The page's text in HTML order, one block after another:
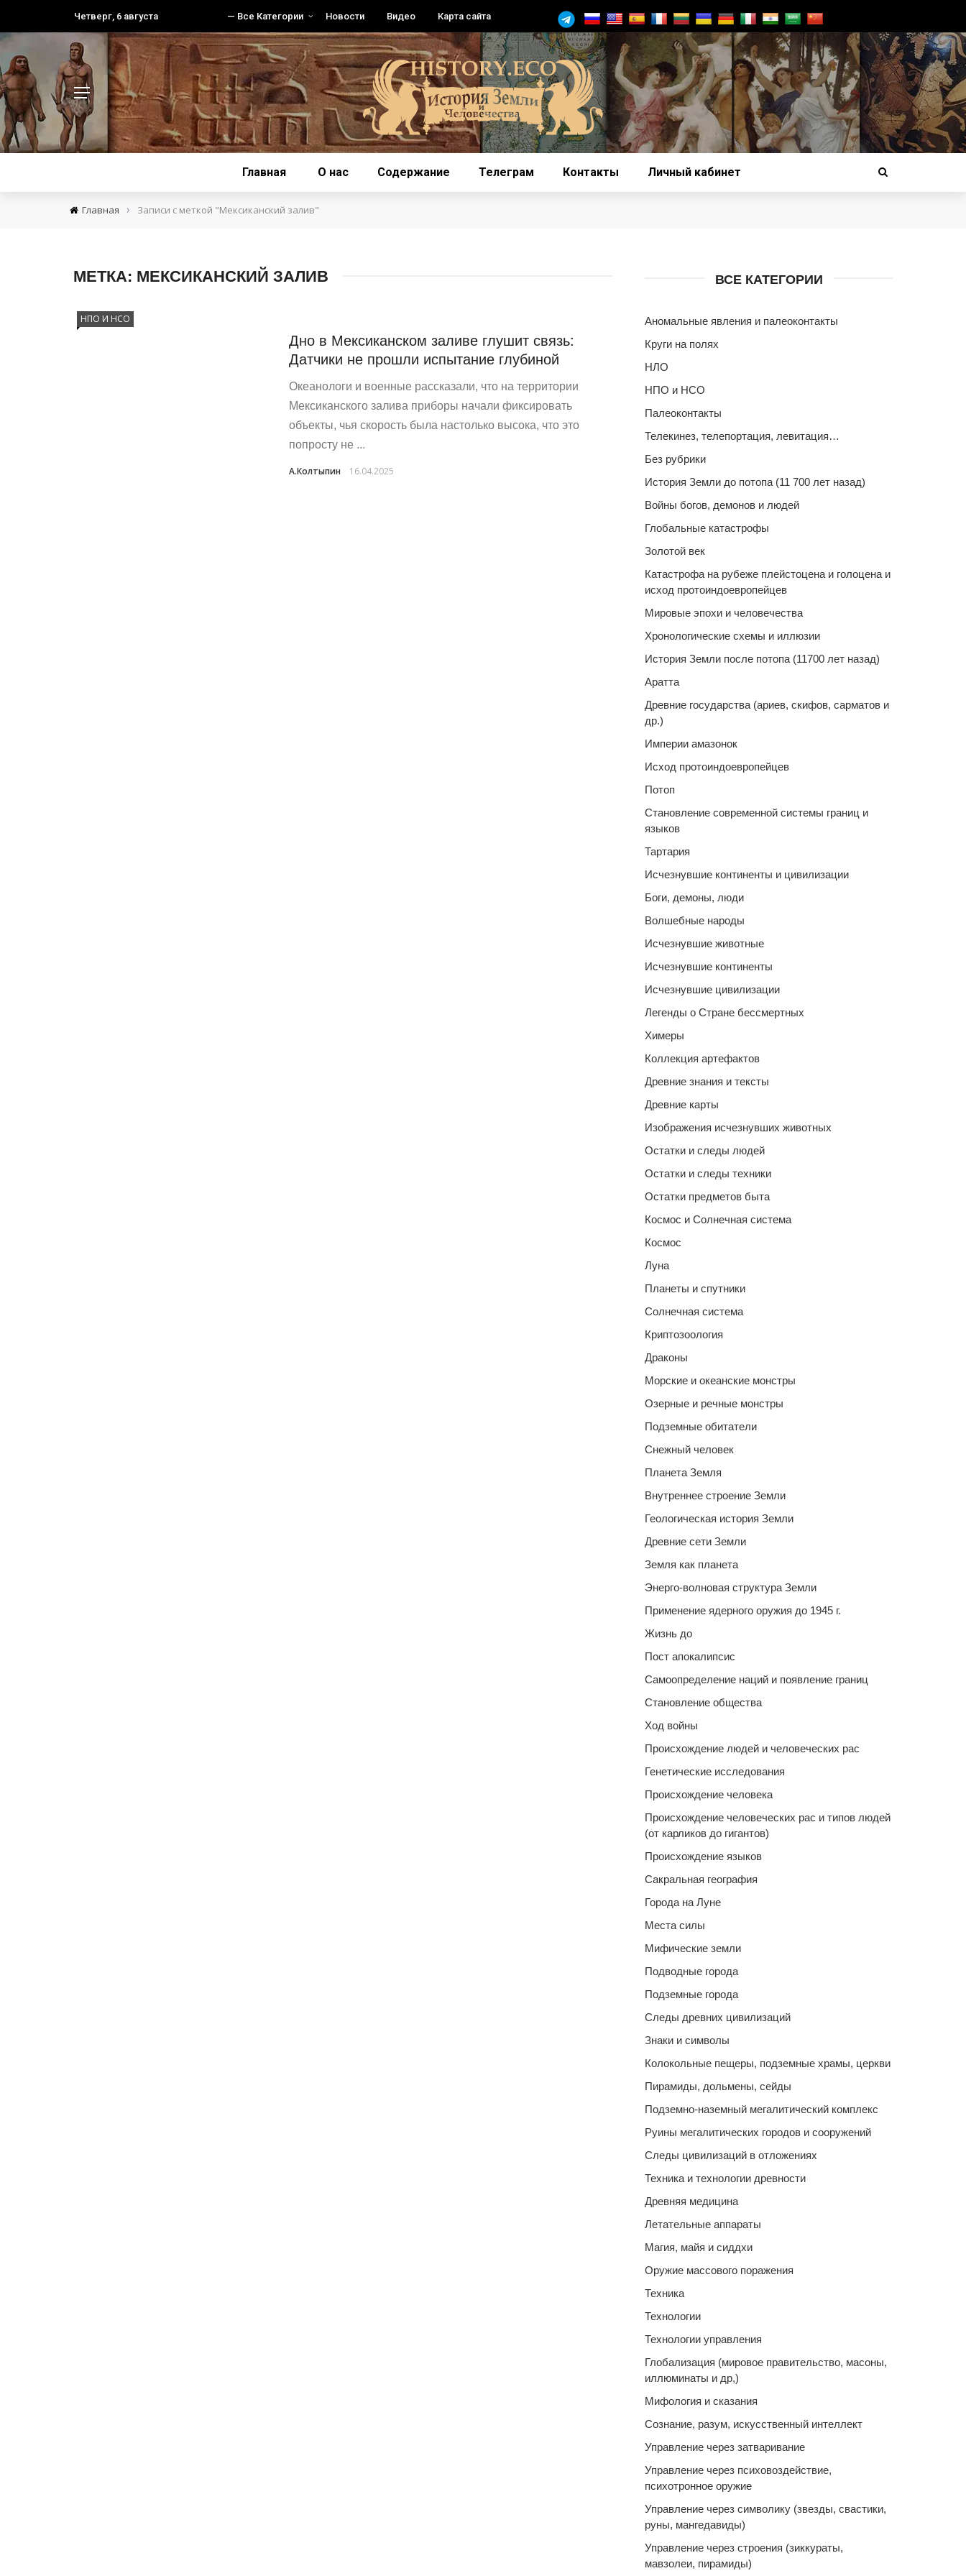
Четверг, 6 августа — Все Категории Новости Видео Карта сайта
Главная О нас Содержание Телеграм Контакты Личный кабинет
Главная › Записи с меткой "Мексиканский залив"
МЕТКА: МЕКСИКАНСКИЙ ЗАЛИВ
НПО И НСО
Дно в Мексиканском заливе глушит связь:
Датчики не прошли испытание глубиной
Океанологи и военные рассказали, что на территории
Мексиканского залива приборы начали фиксировать
объекты, чья скорость была настолько высока, что это
попросту не ...
А.Колтыпин 16.04.2025
ВСЕ КАТЕГОРИИ
Аномальные явления и палеоконтакты
Круги на полях
НЛО
НПО и НСО
Палеоконтакты
Телекинез, телепортация, левитация…
Без рубрики
История Земли до потопа (11 700 лет назад)
Войны богов, демонов и людей
Глобальные катастрофы
Золотой век
Катастрофа на рубеже плейстоцена и голоцена и
исход протоиндоевропейцев
Мировые эпохи и человечества
Хронологические схемы и иллюзии
История Земли после потопа (11700 лет назад)
Аратта
Древние государства (ариев, скифов, сарматов и
др.)
Империи амазонок
Исход протоиндоевропейцев
Потоп
Становление современной системы границ и
языков
Тартария
Исчезнувшие континенты и цивилизации
Боги, демоны, люди
Волшебные народы
Исчезнувшие животные
Исчезнувшие континенты
Исчезнувшие цивилизации
Легенды о Стране бессмертных
Химеры
Коллекция артефактов
Древние знания и тексты
Древние карты
Изображения исчезнувших животных
Остатки и следы людей
Остатки и следы техники
Остатки предметов быта
Космос и Солнечная система
Космос
Луна
Планеты и спутники
Солнечная система
Криптозоология
Драконы
Морские и океанские монстры
Озерные и речные монстры
Подземные обитатели
Снежный человек
Планета Земля
Внутреннее строение Земли
Геологическая история Земли
Древние сети Земли
Земля как планета
Энерго-волновая структура Земли
Применение ядерного оружия до 1945 г.
Жизнь до
Пост апокалипсис
Самоопределение наций и появление границ
Становление общества
Ход войны
Происхождение людей и человеческих рас
Генетические исследования
Происхождение человека
Происхождение человеческих рас и типов людей
(от карликов до гигантов)
Происхождение языков
Сакральная география
Города на Луне
Места силы
Мифические земли
Подводные города
Подземные города
Следы древних цивилизаций
Знаки и символы
Колокольные пещеры, подземные храмы, церкви
Пирамиды, дольмены, сейды
Подземно-наземный мегалитический комплекс
Руины мегалитических городов и сооружений
Следы цивилизаций в отложениях
Техника и технологии древности
Древняя медицина
Летательные аппараты
Магия, майя и сиддхи
Оружие массового поражения
Техника
Технологии
Технологии управления
Глобализация (мировое правительство, масоны,
иллюминаты и др,)
Мифология и сказания
Сознание, разум, искусственный интеллект
Управление через затваривание
Управление через психовоздействие,
психотронное оружие
Управление через символику (звезды, свастики,
руны, мангедавиды)
Управление через строения (зиккураты,
мавзолеи, пирамиды)